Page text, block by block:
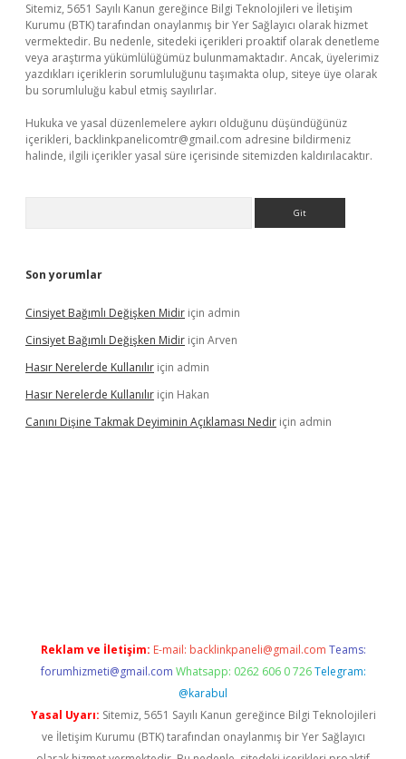
Sitemiz, 5651 Sayılı Kanun gereğince Bilgi Teknolojileri ve İletişim
Kurumu (BTK) tarafından onaylanmış bir Yer Sağlayıcı olarak hizmet
vermektedir. Bu nedenle, sitedeki içerikleri proaktif olarak denetleme
veya araştırma yükümlülüğümüz bulunmamaktadır. Ancak, üyelerimiz
yazdıkları içeriklerin sorumluluğunu taşımakta olup, siteye üye olarak
bu sorumluluğu kabul etmiş sayılırlar.
Hukuka ve yasal düzenlemelere aykırı olduğunu düşündüğünüz
içerikleri, backlinkpanelicomtr@gmail.com adresine bildirmeniz
halinde, ilgili içerikler yasal süre içerisinde sitemizden kaldırılacaktır.
Son yorumlar
Cinsiyet Bağımlı Değişken Midir için admin
Cinsiyet Bağımlı Değişken Midir için Arven
Hasır Nerelerde Kullanılır için admin
Hasır Nerelerde Kullanılır için Hakan
Canını Dişine Takmak Deyiminin Açıklaması Nedir için admin
Reklam ve İletişim: E-mail: backlinkpaneli@gmail.com Teams:
forumhizmeti@gmail.com Whatsapp: 0262 606 0 726 Telegram:
@karabul
Yasal Uyarı: Sitemiz, 5651 Sayılı Kanun gereğince Bilgi Teknolojileri
ve İletişim Kurumu (BTK) tarafından onaylanmış bir Yer Sağlayıcı